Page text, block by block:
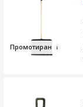
Промотиран